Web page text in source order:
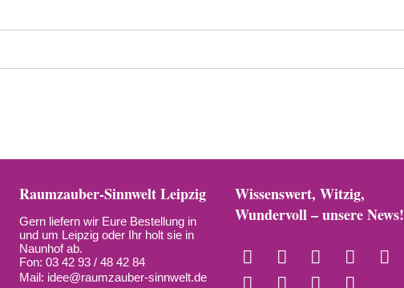
Raumzauber-Sinnwelt Leipzig
Gern liefern wir Eure Bestellung in
und um Leipzig oder Ihr holt sie in
Naunhof ab.
Fon: 03 42 93 / 48 42 84
Mail: idee@raumzauber-sinnwelt.de
Wissenswert, Witzig,
Wundervoll – unsere News!